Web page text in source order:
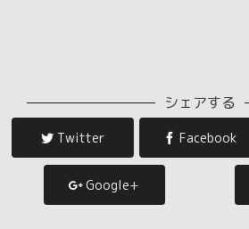
シェアする
Twitter Facebook
Google+